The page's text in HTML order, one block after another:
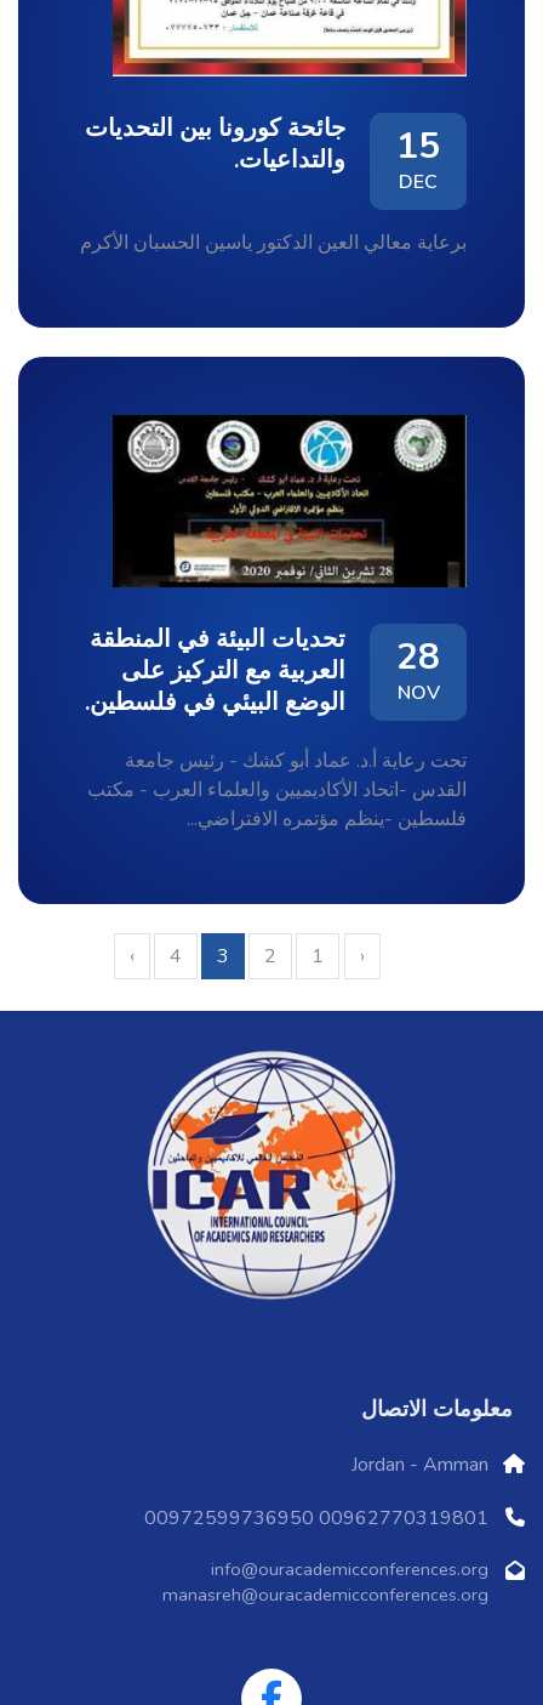
15
DEC
جائحة كورونا بين التحديات
والتداعيات.
برعاية معالي العين الدكتور ياسين الحسبان الأكرم
28
NOV
تحديات البيئة في المنطقة
العربية مع التركيز على
الوضع البيئي في فلسطين.
تحت رعاية أ.د. عماد أبو كشك - رئيس جامعة
القدس -اتحاد الأكاديميين والعلماء العرب - مكتب
فلسطين -ينظم مؤتمره الافتراضي...
‹
1
2
3
4
›
معلومات الاتصال
Jordan - Amman
00962770319801 00972599736950
info@ouracademicconferences.org
manasreh@ouracademicconferences.org